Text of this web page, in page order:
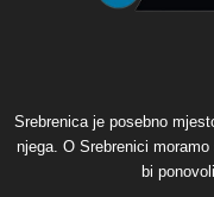
Srebrenica je posebno
njega. O Srebrenici
bi